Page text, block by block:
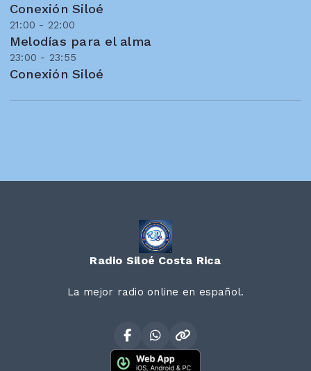
Conexión Siloé
21:00 - 22:00
Melodías para el alma
23:00 - 23:55
Conexión Siloé
Radio Siloé Costa Rica
La mejor radio online en español.